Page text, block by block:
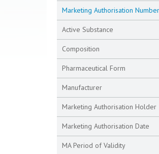
Marketing Authorisation Number
Active Substance
Composition
Pharmaceutical Form
Manufacturer
Marketing Authorisation Holder
Marketing Authorisation Date
MA Period of Validity